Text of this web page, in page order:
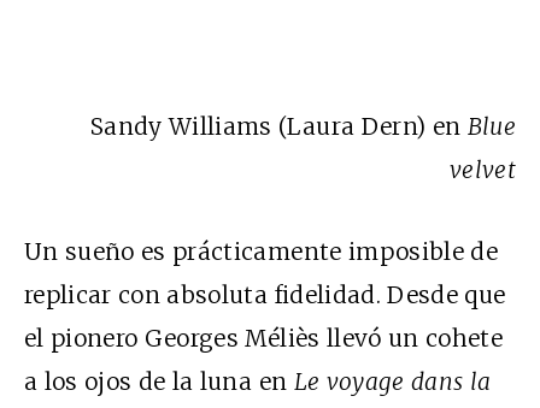
Sandy Williams (Laura Dern) en Blue
velvet
Un sueño es prácticamente imposible de
replicar con absoluta fidelidad. Desde que
el pionero Georges Méliès llevó un cohete
a los ojos de la luna en Le voyage dans la